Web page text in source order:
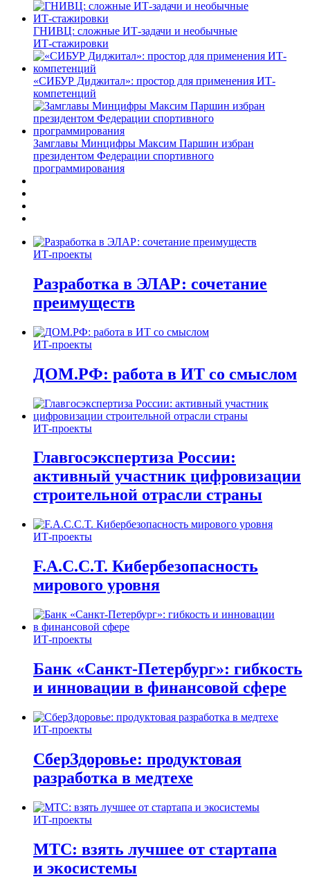
ГНИВЦ: сложные ИТ‑задачи и необычные
ИТ‑стажировки
«СИБУР Диджитал»: простор для применения ИТ-
компетенций
Замглавы Минцифры Максим Паршин избран
президентом Федерации спортивного
программирования
ИТ-проекты
Разработка в ЭЛАР: сочетание
преимуществ
ИТ-проекты
ДОМ.РФ: работа в ИТ со смыслом
ИТ-проекты
Главгосэкспертиза России:
активный участник цифровизации
строительной отрасли страны
ИТ-проекты
F.A.C.C.T. Кибербезопасность
мирового уровня
ИТ-проекты
Банк «Санкт-Петербург»: гибкость
и инновации в финансовой сфере
ИТ-проекты
СберЗдоровье: продуктовая
разработка в медтехе
ИТ-проекты
МТС: взять лучшее от стартапа
и экосистемы